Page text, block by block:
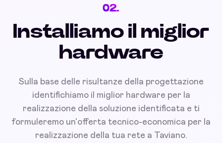
02.
Installiamo il miglior
hardware
Sulla base delle risultanze della progettazione
identifichiamo il miglior hardware per la
realizzazione della soluzione identificata e ti
formuleremo un'offerta tecnico-economica per la
realizzazione della tua rete a Taviano.